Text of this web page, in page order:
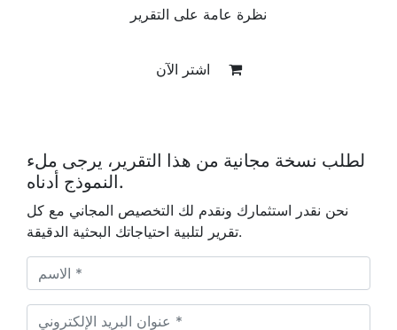
نظرة عامة على التقرير
لطلب نسخة مجانية من هذا التقرير، يرجى ملء
النموذج أدناه.
نحن نقدر استثمارك ونقدم لك التخصيص المجاني مع كل
تقرير لتلبية احتياجاتك البحثية الدقيقة.